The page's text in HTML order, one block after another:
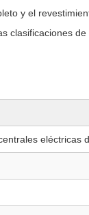
y el
clasificaciones
eléctricas